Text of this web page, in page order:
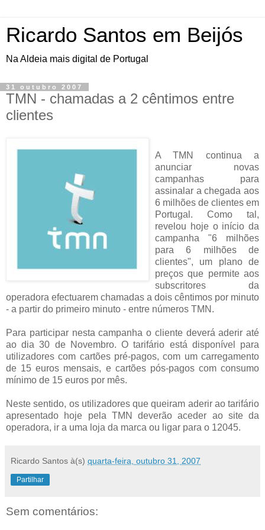
Ricardo Santos em Beijós
Na Aldeia mais digital de Portugal
31 outubro 2007
TMN - chamadas a 2 cêntimos entre
clientes
A TMN continua a
anunciar novas
campanhas para
assinalar a chegada aos
6 milhões de clientes em
Portugal. Como tal,
revelou hoje o início da
campanha "6 milhões
para 6 milhões de
clientes", um plano de
preços que permite aos
subscritores da
operadora efectuarem chamadas a dois cêntimos por minuto
- a partir do primeiro minuto - entre números TMN.
Para participar nesta campanha o cliente deverá aderir até
ao dia 30 de Novembro. O tarifário está disponível para
utilizadores com cartões pré-pagos, com um carregamento
de 15 euros mensais, e cartões pós-pagos com consumo
mínimo de 15 euros por mês.
Neste sentido, os utilizadores que queiram aderir ao tarifário
apresentado hoje pela TMN deverão aceder ao site da
operadora, ir a uma loja da marca ou ligar para o 12045.
Ricardo Santos à(s) quarta-feira, outubro 31, 2007
Partilhar
Sem comentários: